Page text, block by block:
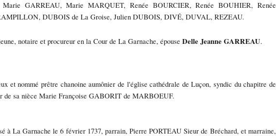
GARREAU, Marie MARQUET, Renée BOURCIER, Renée BOUHIER, Renée
DUBOIS de La Groise, Julien DUBOIS, DIVÉ, DUVAL, REZEAU.
notaire et procureur en la Cour de La Garnache, épouseDelle Jeanne GARREAU.
et nommé prêtre chanoine aumônier de l'église cathédrale de Luçon, syndic du chapitre de
de sa nièce Marie Françoise GABORIT de MARBOEUF.
à La Garnache le 6 février 1737, parrain, Pierre PORTEAU Sieur de Bréchard, et marraine,